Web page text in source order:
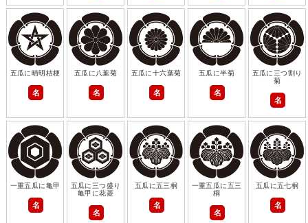
五瓜に晴明桔梗
名
五瓜に八葉菊
名
五瓜に十六葉菊
名
五瓜に半菊
名
五瓜に三つ割り
菊
名
一重五瓜に亀甲
名
五瓜に三つ盛り
亀甲に花菱
名
五瓜に五三桐
名
一重五瓜に五三
桐
名
五瓜に五七桐
名